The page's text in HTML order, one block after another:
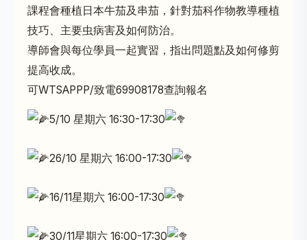
課程會種植日本牛茄及串茄，針對茄科作物教導種植
技巧、主要虫病害及如何防治。
導師會與每位學員一起實習，指出問題點及如何修剪
提高收成。
可WTSAPPP/致電69908178查詢報名
5/10 星期六 16:30-17:30
26/10 星期六 16:00-17:30
16/11星期六 16:00-17:30
30/11星期六 16:00-17:30